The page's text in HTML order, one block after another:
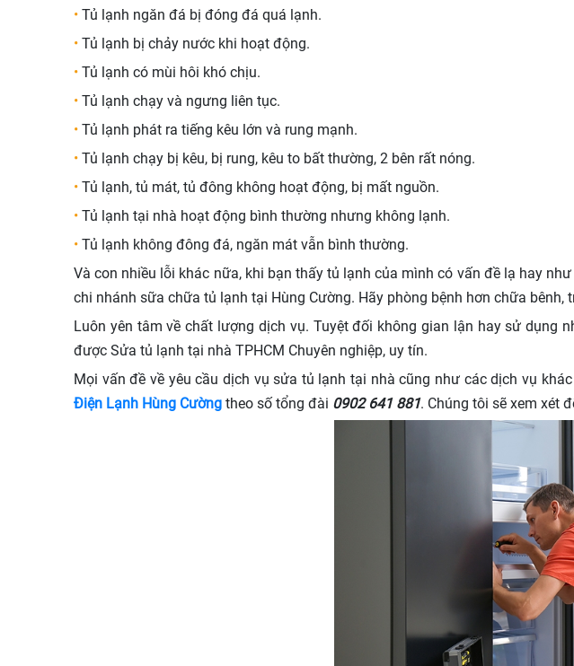
• Tủ lạnh ngăn đá bị đóng đá quá lạnh.
• Tủ lạnh bị chảy nước khi hoạt động.
• Tủ lạnh có mùi hôi khó chịu.
• Tủ lạnh chạy và ngưng liên tục.
• Tủ lạnh phát ra tiếng kêu lớn và rung mạnh.
• Tủ lạnh chạy bị kêu, bị rung, kêu to bất thường, 2 bên rất nóng.
• Tủ lạnh, tủ mát, tủ đông không hoạt động, bị mất nguồn.
• Tủ lạnh tại nhà hoạt động bình thường nhưng không lạnh.
• Tủ lạnh không đông đá, ngăn mát vẫn bình thường.
Và con nhiều lỗi khác nữa, khi bạn thấy tủ lạnh của mình có vấn đề lạ hay
chi nhánh sữa chữa tủ lạnh tại Hùng Cường. Hãy phòng bệnh hơn chữa bênh,
Luôn yên tâm về chất lượng dịch vụ. Tuyệt đối không gian lận hay sử dụng
được Sửa tủ lạnh tại nhà TPHCM Chuyên nghiệp, uy tín.
Mọi vấn đề về yêu cầu dịch vụ sửa tủ lạnh tại nhà cũng như các dịch vụ
Điện Lạnh Hùng Cường theo số tổng đài 0902 641 881. Chúng tôi sẽ xem xét